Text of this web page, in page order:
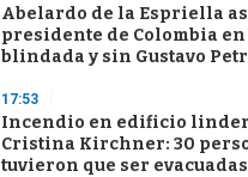
Abelardo de la Espriella
presidente de Colombia en
blindada y sin Gustavo
17:53
Incendio en edificio
Cristina Kirchner: 30
tuvieron que ser evacuadas